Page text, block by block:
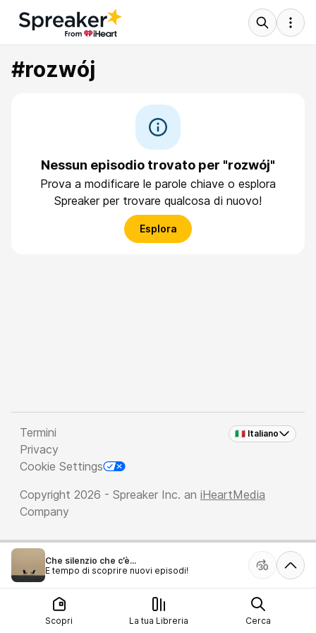
#rozwój
Nessun episodio trovato per "rozwój"
Prova a modificare le parole chiave o esplora
Spreaker per trovare qualcosa di nuovo!
Esplora
🇮🇹 Italiano
Termini
Privacy
Cookie Settings
Copyright 2026 - Spreaker Inc. an iHeartMedia
Company
Che silenzio che c’è...
È tempo di scoprire nuovi episodi!
Scopri La tua Libreria Cerca